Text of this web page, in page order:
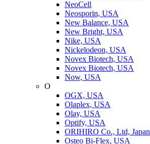
NeoCell
Neosporin, USA
New Balance, USA
New Bright, USA
Nike, USA
Niсkelodeon, USA
Novex Biotech, USA
Novex Biotech, USA
Now, USA
O
OGX, USA
Olaplex, USA
Olay, USA
Optify, USA
ORIHIRO Co., Ltd, Japan
Osteo Bi-Flex, USA